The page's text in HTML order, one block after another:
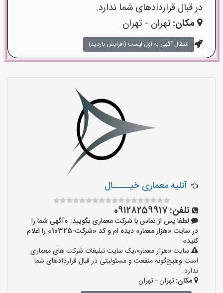
در قبال قراردادهای شما ندارد.
مکان:تهران - تهران
انتقال آگهی به اول لیست (افزایش بازدید)
آتلیه معماری خیـــــال
تلفن: 09128259917
لطفا پس از تماس با شرکت معماری بگویید: «آگهی شما را
در سایت «هزار معمار» دیده ام و کد «شرکت-10325» را اعلام
کنید»
سایت «هزار معمار»،یک سایت تبلیغات شرکت های معماری
است وهیچ‌گونه منفعت و مسئولیتی در قبال قراردادهای شما
ندارد.
مکان:تهران - تهران